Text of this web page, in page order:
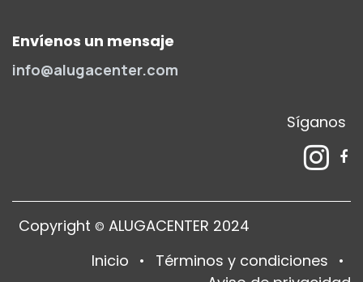
Envíenos un mensaje
info@alugacenter.com
Síganos
Copyright © ALUGACENTER 2024
Inicio • Términos y condiciones •